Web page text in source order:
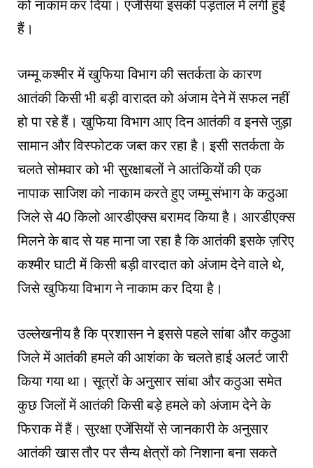
को नाकाम कर दिया। एजेंसियां इसकी पड़ताल में लगी हुई
हैं।
जम्मू कश्मीर में खुफिया विभाग की सतर्कता के कारण
आतंकी किसी भी बड़ी वारादत को अंजाम देने में सफल नहीं
हो पा रहे हैं। खुफिया विभाग आए दिन आतंकी व इनसे जुड़ा
सामान और विस्फोटक जब्त कर रहा है। इसी सतर्कता के
चलते सोमवार को भी सुरक्षाबलों ने आतंकियों की एक
नापाक साजिश को नाकाम करते हुए जम्मू संभाग के कठुआ
जिले से 40 किलो आरडीएक्स बरामद किया है। आरडीएक्स
मिलने के बाद से यह माना जा रहा है कि आतंकी इसके ज़रिए
कश्मीर घाटी में किसी बड़ी वारदात को अंजाम देने वाले थे,
जिसे खुफिया विभाग ने नाकाम कर दिया है।
उल्लेखनीय है कि प्रशासन ने इससे पहले सांबा और कठुआ
जिले में आतंकी हमले की आशंका के चलते हाई अलर्ट जारी
किया गया था। सूत्रों के अनुसार सांबा और कठुआ समेत
कुछ जिलों में आतंकी किसी बड़े हमले को अंजाम देने के
फिराक में हैं। सुरक्षा एजेंसियों से जानकारी के अनुसार
आतंकी खास तौर पर सैन्य क्षेत्रों को निशाना बना सकते